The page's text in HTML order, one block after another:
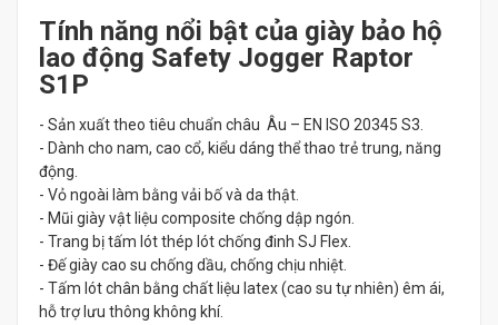
Tính năng nổi bật của giày bảo hộ
lao động Safety Jogger Raptor
S1P
- Sản xuất theo tiêu chuẩn châu Âu – EN ISO 20345 S3.
- Dành cho nam, cao cổ, kiểu dáng thể thao trẻ trung, năng
động.
- Vỏ ngoài làm bằng vải bố và da thật.
- Mũi giày vật liệu composite chống dập ngón.
- Trang bị tấm lót thép lót chống đinh SJ Flex.
- Đế giày cao su chống dầu, chống chịu nhiệt.
- Tấm lót chân bằng chất liệu latex (cao su tự nhiên) êm ái,
hỗ trợ lưu thông không khí.